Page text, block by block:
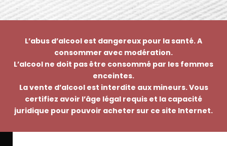
L’abus d’alcool est dangereux pour la santé. A
consommer avec modération.
L’alcool ne doit pas être consommé par les femmes
enceintes.
La vente d’alcool est interdite aux mineurs. Vous
certifiez avoir l’âge légal requis et la capacité
juridique pour pouvoir acheter sur ce site Internet.